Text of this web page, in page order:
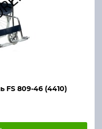
FS 809-46 (4410)